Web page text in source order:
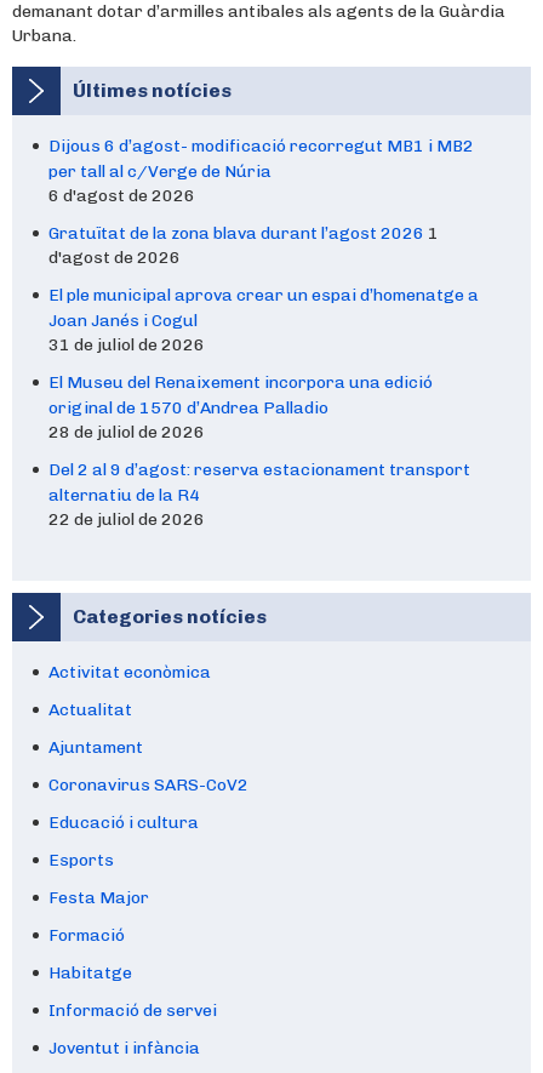
demanant dotar d’armilles antibales als agents de la Guàrdia
Urbana.
Últimes notícies
Dijous 6 d’agost- modificació recorregut MB1 i MB2
per tall al c/Verge de Núria
6 d'agost de 2026
Gratuïtat de la zona blava durant l’agost 2026 1
d'agost de 2026
El ple municipal aprova crear un espai d’homenatge a
Joan Janés i Cogul
31 de juliol de 2026
El Museu del Renaixement incorpora una edició
original de 1570 d’Andrea Palladio
28 de juliol de 2026
Del 2 al 9 d’agost: reserva estacionament transport
alternatiu de la R4
22 de juliol de 2026
Categories notícies
Activitat econòmica
Actualitat
Ajuntament
Coronavirus SARS-CoV2
Educació i cultura
Esports
Festa Major
Formació
Habitatge
Informació de servei
Joventut i infància